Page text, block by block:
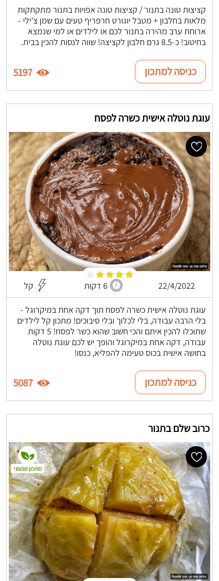
קציצות טונה בתנור / קציצות טונה אפויות בתנור מתקתקות
מלאות בחלבון + מטבל יוגורט חרפריף טעים עם שמן צ'ילי -
ארוחת ערב מהירה בתנור לכם או לילדים או למי שנמצא
בחיטוב! כ-8.5 גרם חלבון לקציצה! שווה לנסות להכין בבית.
כניסה למתכון 5197
עוגת נוטלה אישית כשרה לפסח
22/4/2022 6 דקות קל
עוגת נוטלה אישית כשרה לפסח תוך דקה אחת במיקרוגל -
בלי הרבה עבודה, בלי לכלוך ובלי סיבוכים! מתכון קל לילדים
שתוכלו להכין איתם והכי חשוב שהוא כשר לפסח! 5 דקות
עבודה, דקה אחת במיקרוגל והופך יש לכם עוגת נוטלה
בחושה אישית בכוס טעימה להפליא, כנסו!
כניסה למתכון 5087
כרוב שלם בתנור
מתכון טבעוני